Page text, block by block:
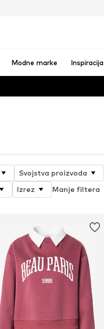
Modne marke Inspiracija
Svojstva proizvoda
Izrez Manje filtera